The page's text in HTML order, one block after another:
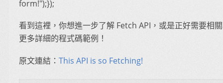
form!");});
看到這裡，你想進一步了解 Fetch API，或是正好需要相
更多詳細的程式碼範例！
原文連結： This API is so Fetching!